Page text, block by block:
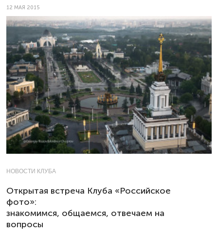
12 МАЯ 2015
НОВОСТИ КЛУБА
Открытая встреча Клуба «Российское
фото»:
знакомимся, общаемся, отвечаем на
вопросы